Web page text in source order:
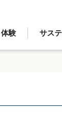
験 サス